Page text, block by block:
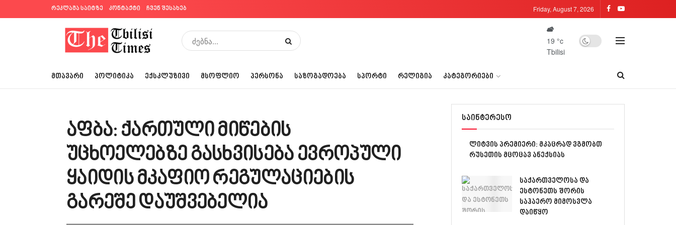
რეკლამა საიტზე კონტაქტი ჩვენ შესახებ Friday, August 7, 2026
19 °c
Tbilisi
ᲛᲗᲐᲕᲐᲠᲘ ᲞᲝᲚᲘᲢᲘᲙᲐ ᲔᲥᲡᲙᲚᲣᲖᲘᲕᲘ ᲛᲡᲝᲤᲚᲘᲝ ᲞᲔᲠᲡᲝᲜᲐ ᲡᲐᲖᲝᲒᲐᲓᲝᲔᲑᲐ ᲡᲞᲝᲠᲢᲘ ᲠᲔᲚᲘᲒᲘᲐ ᲙᲐᲢᲔᲒᲝᲠᲘᲔᲑᲘ
აფბა: ქართული მიწების
უცხოელებზე გასხვისება ევროპული
ყაიდის მკაფიო რეგულაციების
გარეშე დაუშვებელია
საინტერესო
ლიტვის პრემიერი: მკაცრად ვგმობთ
რუსეთის მცოცავ ანექსიას
საქართველოსა და
ესტონეთს შორის
საჰაერო მიმოსვლა
დაიწყო